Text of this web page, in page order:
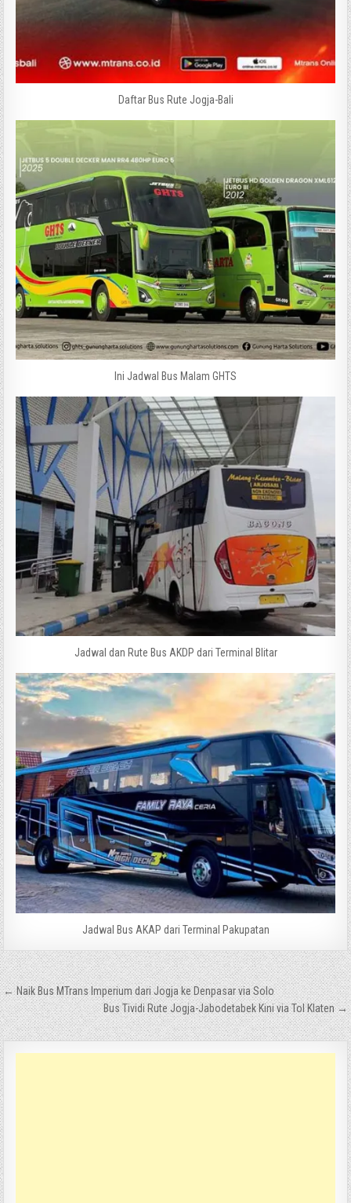
Daftar Bus Rute Jogja-Bali
Ini Jadwal Bus Malam GHTS
Jadwal dan Rute Bus AKDP dari Terminal Blitar
Jadwal Bus AKAP dari Terminal Pakupatan
Navigasi
pos
← Naik Bus MTrans Imperium dari Jogja ke Denpasar via Solo
Bus Tividi Rute Jogja-Jabodetabek Kini via Tol Klaten →